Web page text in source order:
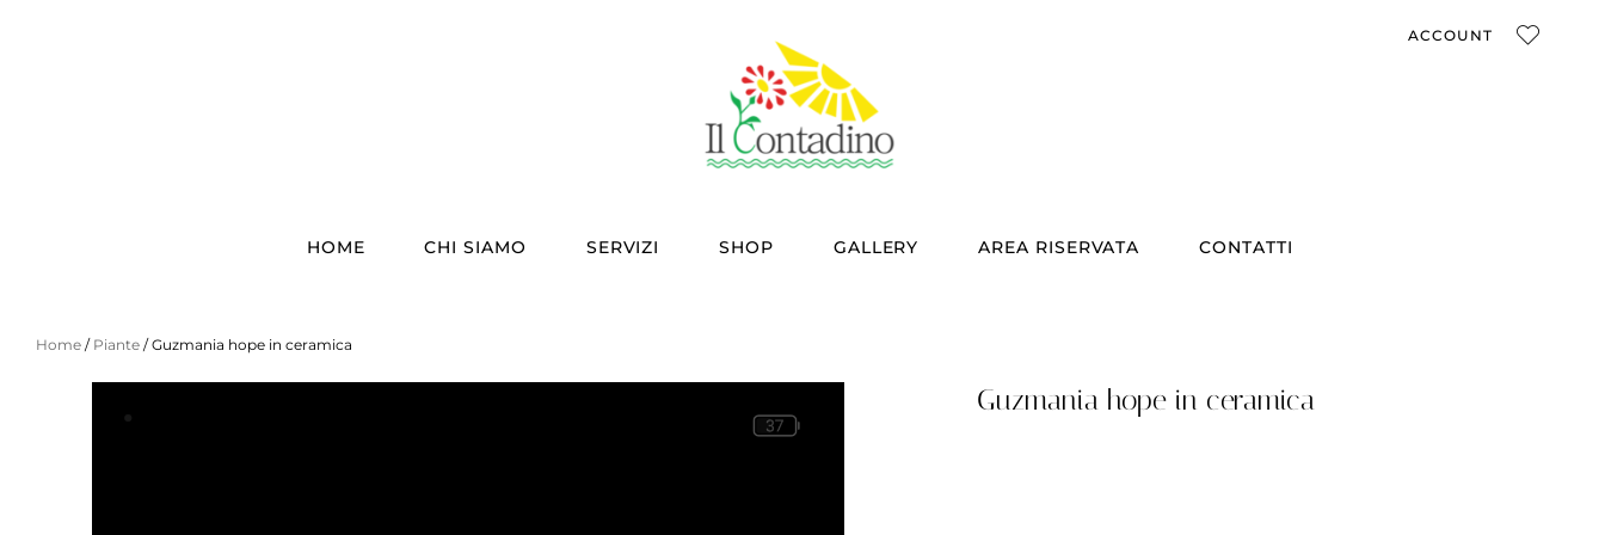
HOME CHI SIAMO SERVIZI SHOP GALLERY AREA RISERVATA CONTATTI
ACCOUNT
Home / Piante / Guzmania hope in ceramica
Guzmania hope in ceramica